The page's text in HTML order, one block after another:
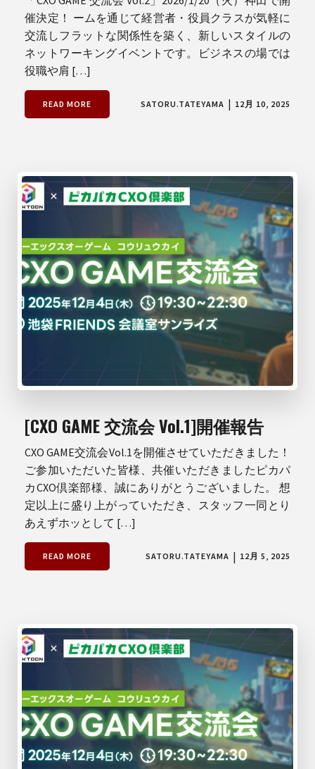
催決定！ ームを通じて経営者・役員クラスが気軽に
交流しフラットな関係性を築く、新しいスタイルの
ネットワーキングイベントです。ビジネスの場では
役職や肩 […]
READ MORE SATORU.TATEYAMA | 12月 10, 2025
[CXO GAME 交流会 Vol.1]開催報告
CXO GAME交流会Vol.1を開催させていただきました！
ご参加いただいた皆様、共催いただきましたピカパ
カCXO倶楽部様、誠にありがとうございました。 想
定以上に盛り上がっていただき、スタッフ一同とり
あえずホッとして […]
READ MORE SATORU.TATEYAMA | 12月 5, 2025